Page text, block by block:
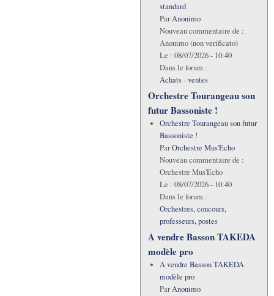
standard
ParAnonimo
Nouveau commentaire de :
Anonimo (non verificato)
Le : 08/07/2026 - 10:40
Dans le forum :
Achats - ventes
Orchestre Tourangeau son
futur Bassoniste !
Orchestre Tourangeau son futur
Bassoniste !
ParOrchestre Mus'Echo
Nouveau commentaire de :
Orchestre Mus'Echo
Le : 08/07/2026 - 10:40
Dans le forum :
Orchestres, concours,
professeurs, postes
A vendre Basson TAKEDA
modèle pro
A vendre Basson TAKEDA
modèle pro
ParAnonimo